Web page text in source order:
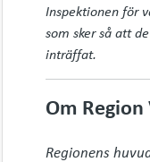
Inspektionen för
som sker så att
inträffat.
Om
Regionens